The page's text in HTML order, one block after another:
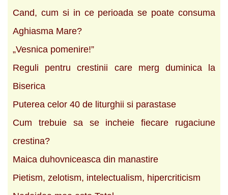
Cand, cum si in ce perioada se poate consuma
Aghiasma Mare?
„Vesnica pomenire!”
Reguli pentru crestinii care merg duminica la
Biserica
Puterea celor 40 de liturghii si parastase
Cum trebuie sa se incheie fiecare rugaciune
crestina?
Maica duhovniceasca din manastire
Pietism, zelotism, intelectualism, hipercriticism